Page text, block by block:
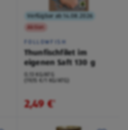
Verfügbar ab 14.08.2026
Aktion
FOLLOWFISH
Thunfischfilet im
eigenen Saft 130 g
0,13 KG/ATG
(19,15 €/1 KG/ATG)
2,49 €¹